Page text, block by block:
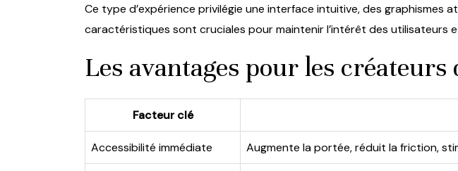
Ce type d’expérience privilégie une interface intuitive, des graphismes
caractéristiques sont cruciales pour maintenir l’intérêt des utilisateurs
Les avantages pour les
Facteur clé
Accessibilité immédiate Augmente la portée, réduit la friction,